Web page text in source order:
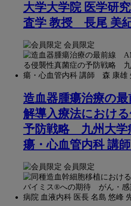
大学大学院 医学研
査学 教授 長尾 美
会員限定
造血器腫瘍治療の
解導入療法におけ
予防戦略 九州大学
瘍・心血管内科 講
会員限定